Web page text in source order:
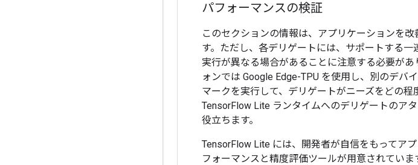
パフォーマンスの検証
このセクションの情報は、アプリケーションを
す。ただし、各デリゲートには、サポートする
実行が異なる場合があることに注意する必要があ
ォンでは Google Edge-TPU を使用し、別のデバ
マークを実行して、デリゲートがニーズをどの程
TensorFlow Lite ランタイムへのデリゲートのア
役立ちます。
TensorFlow Lite には、開発者が自信をもってア
フォーマンスと精度評価ツールが用意されてい